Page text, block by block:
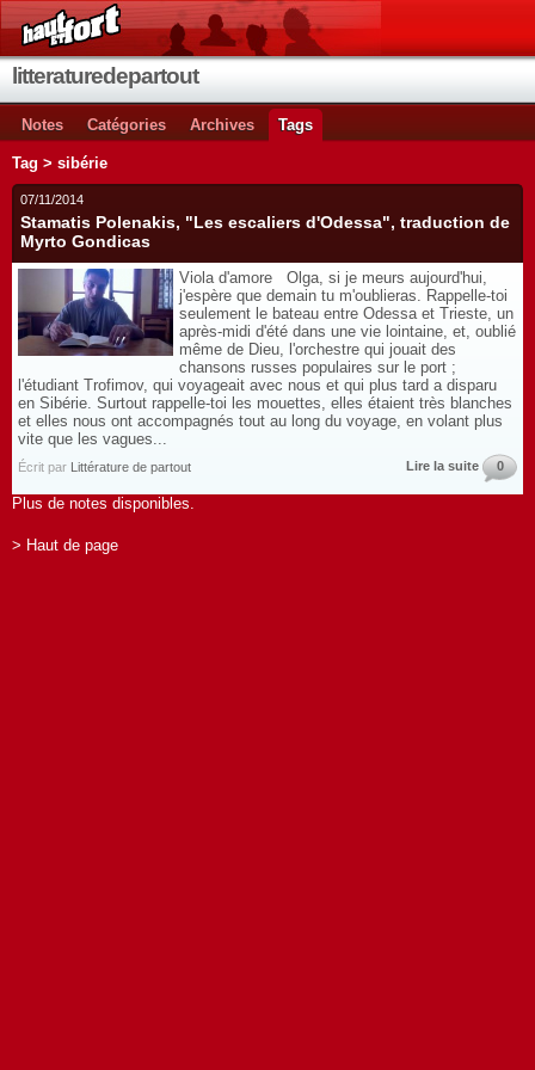
litteraturedepartout
Notes Catégories Archives Tags
Tag > sibérie
07/11/2014
Stamatis Polenakis, "Les escaliers d'Odessa", traduction de
Myrto Gondicas
Viola d'amore Olga, si je meurs aujourd'hui,
j'espère que demain tu m'oublieras. Rappelle-toi
seulement le bateau entre Odessa et Trieste, un
après-midi d'été dans une vie lointaine, et, oublié
même de Dieu, l'orchestre qui jouait des
chansons russes populaires sur le port ;
l'étudiant Trofimov, qui voyageait avec nous et qui plus tard a disparu
en Sibérie. Surtout rappelle-toi les mouettes, elles étaient très blanches
et elles nous ont accompagnés tout au long du voyage, en volant plus
vite que les vagues...
Écrit par Littérature de partout Lire la suite 0
Plus de notes disponibles.
> Haut de page